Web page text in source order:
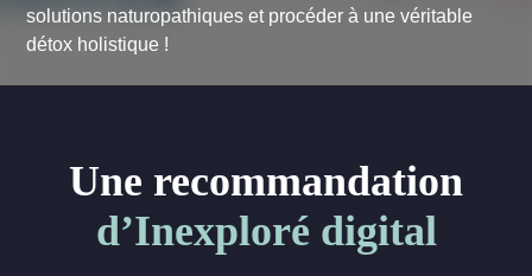
solutions naturopathiques et procéder à une véritable
détox holistique !
Une recommandation
d’Inexploré digital